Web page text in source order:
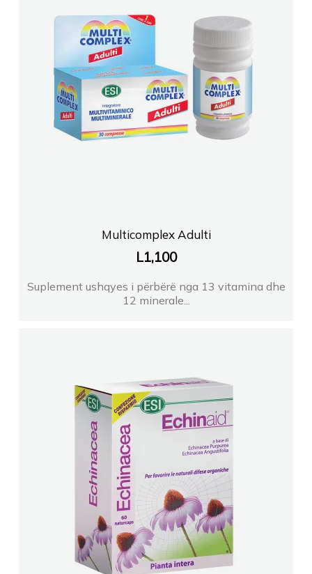
FARMACI BIOFARMA EL MARIGLENA QOSE
Farmaci Orange Farmaci 004
Farmaci Eiden Farma TIRANE
Multicomplex Adulti
L1,100
Suplement ushqyes i përbërë nga 13 vitamina dhe
12 minerale...